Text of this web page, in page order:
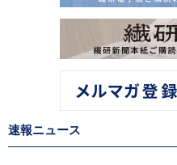
速報ニュース